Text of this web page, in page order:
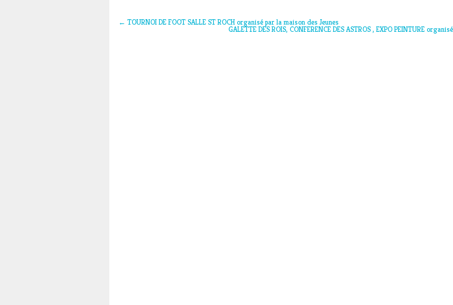
← TOURNOI DE FOOT SALLE ST ROCH organisé par la maison des Jeunes
GALETTE DES ROIS, CONFERENCE DES ASTROS , EXPO PEINTURE